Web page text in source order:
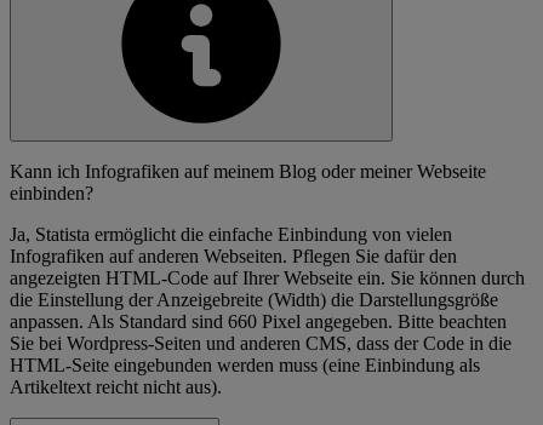
Kann ich Infografiken auf meinem Blog oder meiner Webseite
einbinden?
Ja, Statista ermöglicht die einfache Einbindung von vielen
Infografiken auf anderen Webseiten. Pflegen Sie dafür den
angezeigten HTML-Code auf Ihrer Webseite ein. Sie können durch
die Einstellung der Anzeigebreite (Width) die Darstellungsgröße
anpassen. Als Standard sind 660 Pixel angegeben. Bitte beachten
Sie bei Wordpress-Seiten und anderen CMS, dass der Code in die
HTML-Seite eingebunden werden muss (eine Einbindung als
Artikeltext reicht nicht aus).